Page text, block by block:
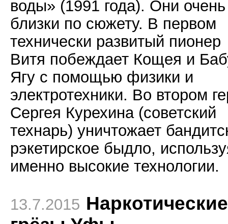
воды» (1991 года). Они очень
близки по сюжету. В первом
технически развитый пионер
Витя побеждает Кощея и
Ягу с помощью физики и
электротехники. Во втором
Сергея Курехина (советский
технарь) уничтожает
рэкетирское быдло,
именно высокие технологии.
13.7.2015 Наркотические